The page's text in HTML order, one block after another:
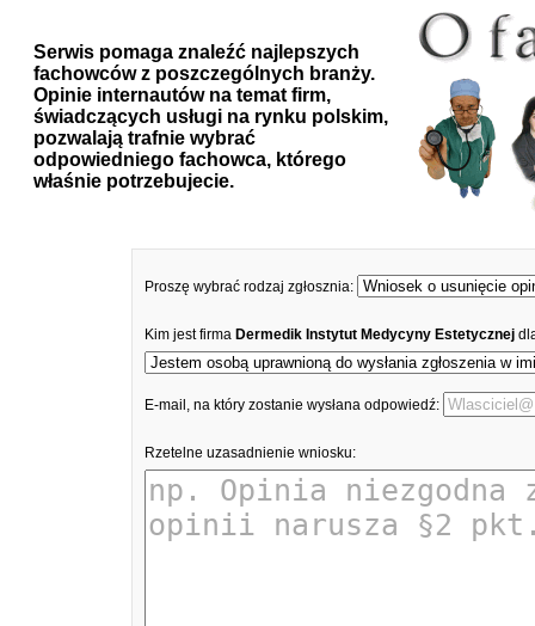
Serwis pomaga znaleźć najlepszych
fachowców z poszczególnych branży.
Opinie internautów na temat firm,
świadczących usługi na rynku polskim,
pozwalają trafnie wybrać
odpowiedniego fachowca, którego
właśnie potrzebujecie.
Proszę wybrać rodzaj zgłosznia:
Kim jest firma Dermedik Instytut Medycyny Estetycznej
E-mail, na który zostanie wysłana odpowiedź:
Rzetelne uzasadnienie wniosku: